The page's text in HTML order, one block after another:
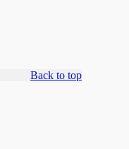
Back to top